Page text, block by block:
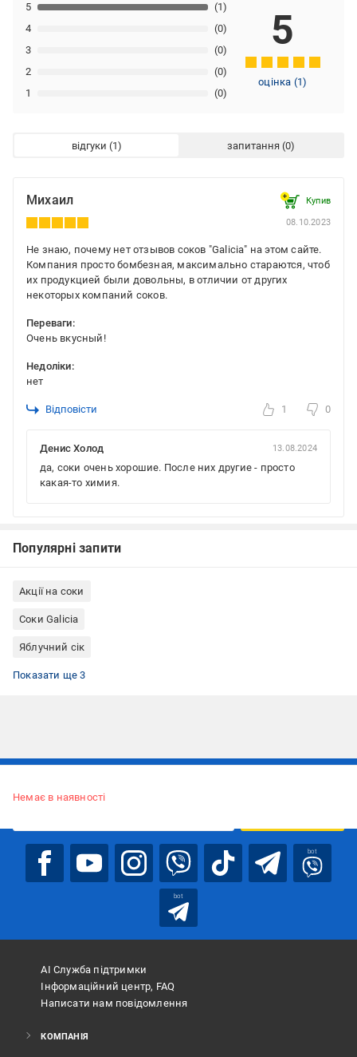
1 (0)
2 (0)
3 (0)
4 (0)
5 (1)
5
оцінка (1)
відгуки запитання
Михаил Купив
08.10.2023
Не знаю, почему нет отзывов соков "Galicia" на этом сайте.
Компания просто бомбезная, максимально стараются, чтоб
их продукцией были довольны, в отличии от других
некоторых компаний соков.
Переваги:
Очень вкусный!
Недоліки:
нет
Відповісти 1 0
Денис Холод 13.08.2024
да, соки очень хорошие. После них другие - просто
какая-то химия.
Популярні запити
Акції на соки
Соки Galicia
Яблучний сік
Соки апельсинові
Соки 1 л
Сік в тетрапаку
Показати ще 3
Немає в наявності
bot
bot
АІ Служба підтримки
Інформаційний центр, FAQ
Написати нам повідомлення
КОМПАНІЯ